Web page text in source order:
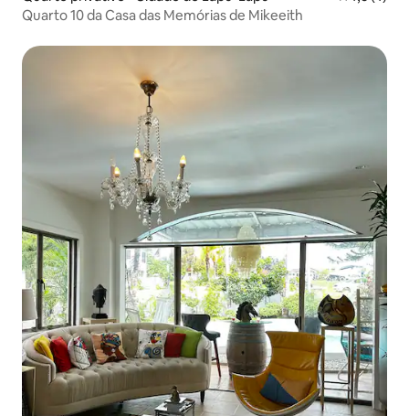
Quarto 10 da Casa das Memórias de Mikeeith